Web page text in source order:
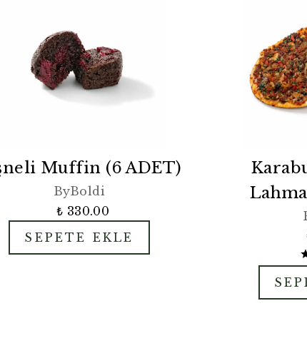
Muffin (6 ADET)
ByBoldi
₺ 330.00
SEPETE EKLE